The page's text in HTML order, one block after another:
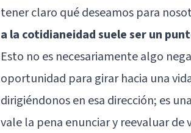
tener claro qué deseamos para
a la cotidianeidad suele ser un
Esto no es necesariamente algo
oportunidad para girar hacia una
dirigiéndonos en esa dirección; es
vale la pena enunciar y reevaluar de